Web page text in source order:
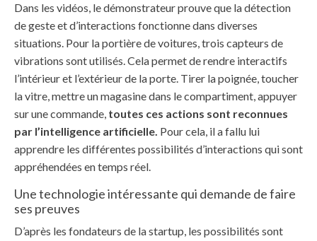
Dans les vidéos, le démonstrateur prouve que la détection
de geste et d’interactions fonctionne dans diverses
situations. Pour la portière de voitures, trois capteurs de
vibrations sont utilisés. Cela permet de rendre interactifs
l’intérieur et l’extérieur de la porte. Tirer la poignée, toucher
la vitre, mettre un magasine dans le compartiment, appuyer
sur une commande, toutes ces actions sont reconnues
par l’intelligence artificielle. Pour cela, il a fallu lui
apprendre les différentes possibilités d’interactions qui sont
appréhendées en temps réel.
Une technologie intéressante qui demande de faire
ses preuves
D’après les fondateurs de la startup, les possibilités sont